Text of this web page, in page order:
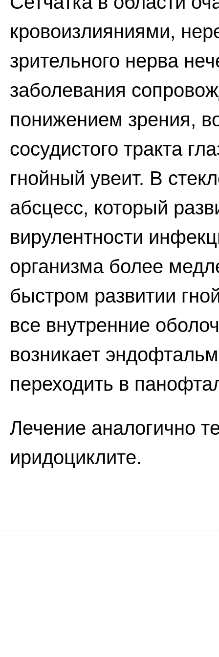
кровоизлияниями,
зрительного нерва
заболевания
понижением зрения,
сосудистого тракта
гнойный увеит. В
абсцесс, который
вирулентности
организма более
быстром развитии
все внутренние
возникает
переходить в
Лечение аналогично
иридоциклите.